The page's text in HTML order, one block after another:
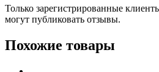
Только зарегистрированные
могут публиковать отзывы.
Похожие товары